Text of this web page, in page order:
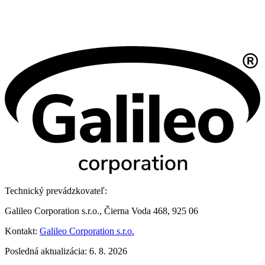
Technický prevádzkovateľ:
Galileo Corporation s.r.o., Čierna Voda 468, 925 06
Kontakt: Galileo Corporation s.r.o.
Posledná aktualizácia: 6. 8. 2026